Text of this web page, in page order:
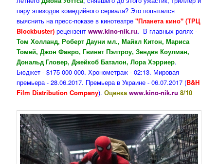
пару эпизодов комедийного сериала? Это попытался
выяснить на пресс-показе в кинотеатре"Планета кино" (ТРЦ
Blockbuster)рецензентwww.kino-nik.ru. В главных ролях -
Том Холланд, Роберт Дауни мл., Майкл Китон, Мариса
Томей, Джон Фавро, Гвинет Пэлтроу, Зендея Коулман,
Дональд Гловер, Джейкоб Баталон, Лора Хэрриер.
Бюджет - $175 000 000. Хронометраж - 02:13. Мировая
премьера - 28.06.2017. Премьера в Украине - 06.07.2017 (B&H
Film Distribution Company).Оценкаwww.kino-nik.ru 8/10